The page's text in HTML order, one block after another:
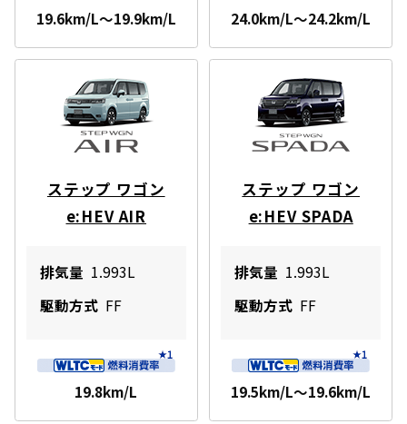
19.6km/L～19.9km/L 24.0km/L～24.2km/L
ステップ ワゴン
e:HEV AIR
排気量 1.993L
駆動方式 FF
19.8km/L
ステップ ワゴン
e:HEV SPADA
排気量 1.993L
駆動方式 FF
19.5km/L～19.6km/L